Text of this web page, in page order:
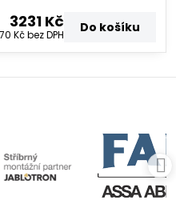
3231 Kč
Kčbez DPH Do košíku